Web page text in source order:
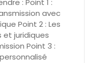
: Point 1 :
avec
Point 2 : Les
juridiques
Point 3 :